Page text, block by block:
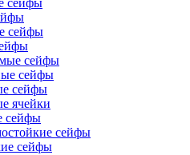
сейфы
сейфы
сейфы
сейфы
сейфы
ячейки
сейфы
сейфы
сейфы